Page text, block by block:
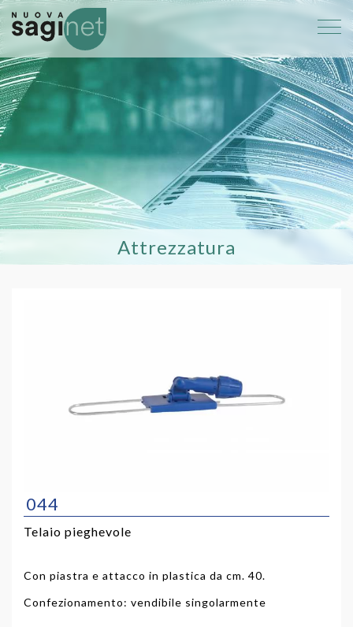
Attrezzatura
044
Telaio pieghevole
Con piastra e attacco in plastica da cm. 40.
Confezionamento: vendibile singolarmente